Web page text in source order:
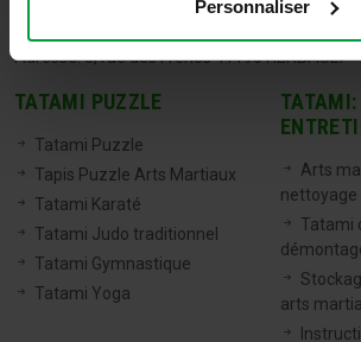
Personnaliser
Adresse: 8, rue des Frênes 41190 HERBAULT
TATAMI PUZZLE
Tatami Puzzle
Tapis Puzzle Arts Martiaux
Tatami Karaté
Tatami Judo traditionnel
Tatami Gymnastique
Tatami Yoga
Arts
nettoyage
Tatami
arts